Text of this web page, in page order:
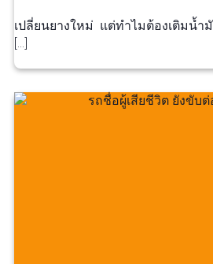
เปลี่ยนยางใหม่ แต่ทำไมต้องเติมน้ำ
[…]